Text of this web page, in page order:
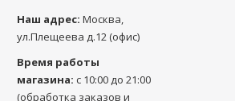
Наш адрес: Москва
ул.Плещеева д.12 (офис)
Время работы
магазина: с 10:00 до 21:00
(обработка заказов и